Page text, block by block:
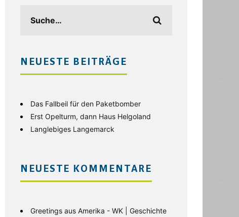
NEUESTE BEITRÄGE
Das Fallbeil für den Paketbomber
Erst Opelturm, dann Haus Helgoland
Langlebiges Langemarck
NEUESTE KOMMENTARE
Greetings aus Amerika - WK | Geschichte